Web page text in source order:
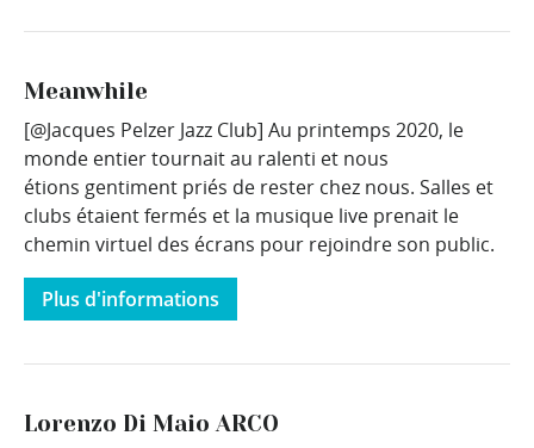
Meanwhile
[@Jacques Pelzer Jazz Club] Au printemps 2020, le
monde entier tournait au ralenti et nous
étions gentiment priés de rester chez nous. Salles et
clubs étaient fermés et la musique live prenait le
chemin virtuel des écrans pour rejoindre son public.
Plus d'informations
Lorenzo Di Maio ARCO